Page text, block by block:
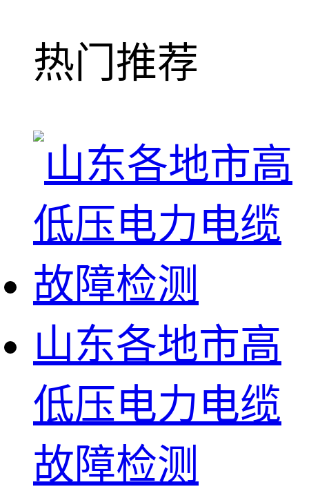
热门推荐
山东各地市高
低压电力电缆
故障检测